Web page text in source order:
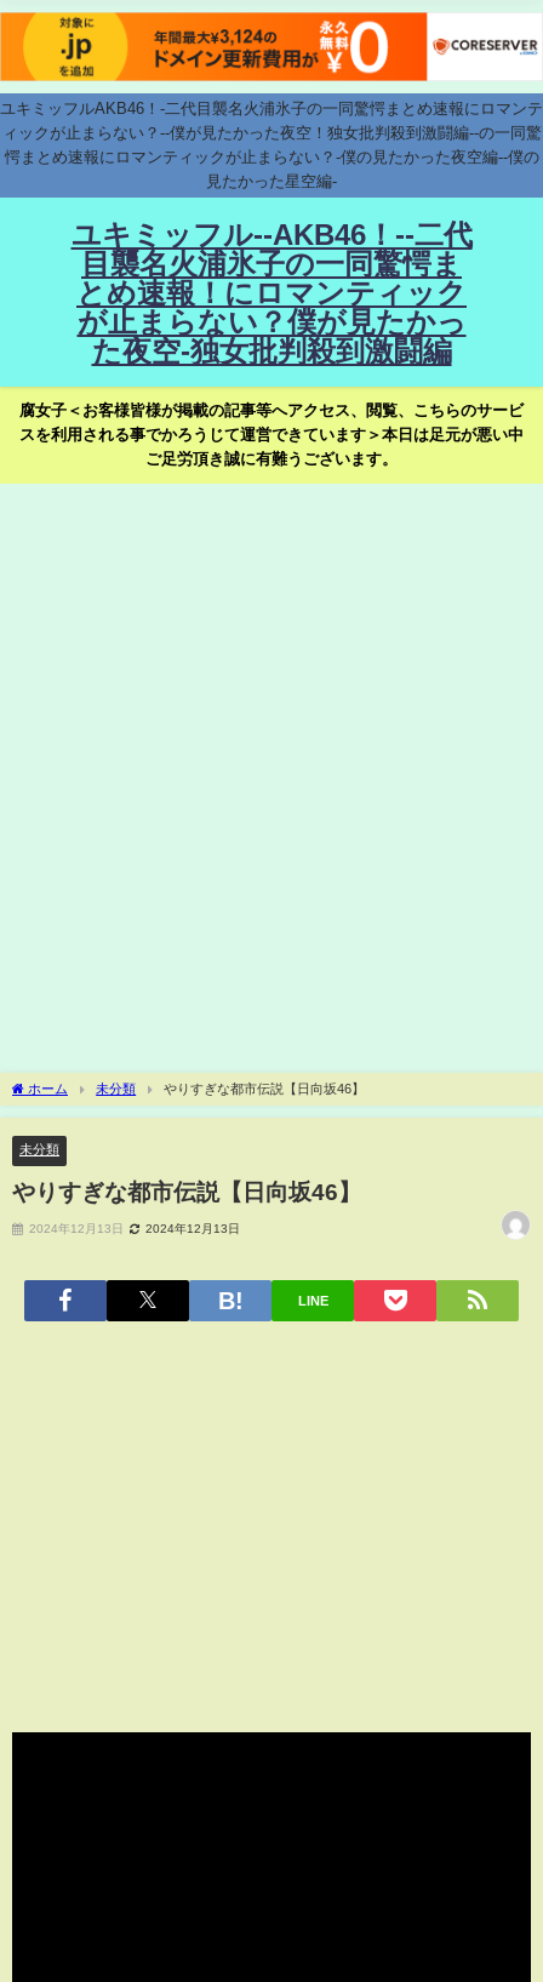
ユキミッフルAKB46！-二代目襲名火浦氷子の一同驚愕まとめ速報にロマンテ
ィックが止まらない？--僕が見たかった夜空！独女批判殺到激闘編--の一同驚
愕まとめ速報にロマンティックが止まらない？-僕の見たかった夜空編--僕の
見たかった星空編-
ユキミッフル--AKB46！--二代
目襲名火浦氷子の一同驚愕ま
とめ速報！にロマンティック
が止まらない？僕が見たかっ
た夜空-独女批判殺到激闘編
腐女子＜お客様皆様が掲載の記事等へアクセス、閲覧、こちらのサービ
スを利用される事でかろうじて運営できています＞本日は足元が悪い中
ご足労頂き誠に有難うございます。
ホーム 未分類 やりすぎな都市伝説【日向坂46】
未分類
やりすぎな都市伝説【日向坂46】
2024年12月13日 2024年12月13日
LINE